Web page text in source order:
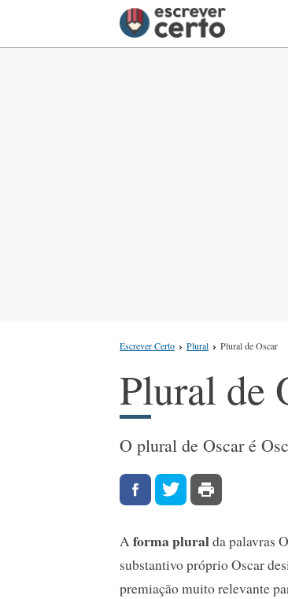
Escrever Certo Plural Plural de Oscar
Plural de
O plural de Oscar é
Aforma pluralda palavras
substantivo próprio Oscar
premiação muito relevante